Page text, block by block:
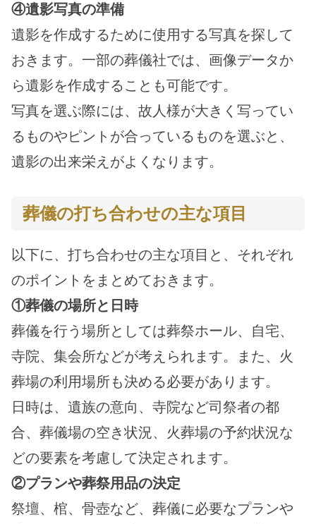
④遺影写真の準備
遺影を作成するために使用する写真を探して
おきます。一部の葬儀社では、画像データか
ら遺影を作成することも可能です。
写真を選ぶ際には、故人様が大きく写ってい
るものやピントが合っているものを選ぶと、
遺影の出来栄えがよくなります。
葬儀の打ち合わせの主な項目
以下に、打ち合わせの主な項目と、それぞれ
のポイントをまとめておきます。
①葬儀の場所と日時
葬儀を行う場所としては葬祭ホール、自宅、
寺院、集会所などが考えられます。また、火
葬場の利用場所も決める必要があります。
日時は、遺族の意向、寺院など司祭者の都
合、葬儀場の空き状況、火葬場の予約状況な
どの要素を考慮して決定されます。
②プランや葬祭用品の決定
祭壇、棺、骨壺など、葬儀に必要なプランや